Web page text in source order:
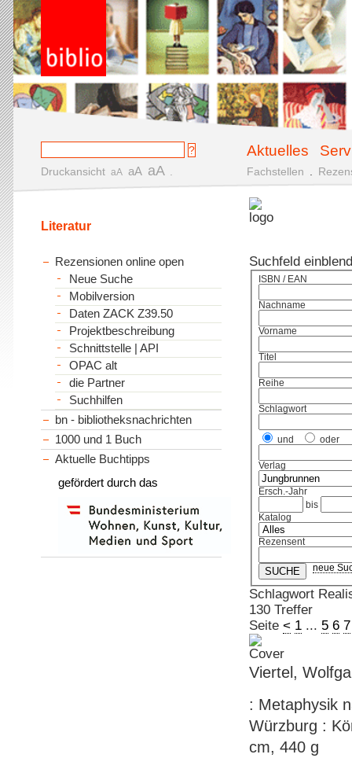
Aktuelles
Druckansicht aA aA aA Fachstellen
Suchfeld
ISBN / EAN
Nachname
Vorname
Titel
Reihe
Schlagwort
und oder
Verlag
Ersch.-Jahr
bis
Katalog
Rezensent
neue
Schlagwort
130 Treffer
Seite < 1... 5 6 7
Viertel,
: Metaphysik
Würzburg :
cm, 440 g
Literatur
Rezensionen online open
Neue Suche
Mobilversion
Daten ZACK Z39.50
Projektbeschreibung
Schnittstelle | API
OPAC alt
die Partner
Suchhilfen
bn - bibliotheksnachrichten
1000 und 1 Buch
Aktuelle Buchtipps
gefördert durch das